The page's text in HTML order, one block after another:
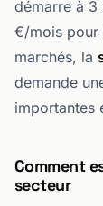
démarre à
€/mois pour
marchés, la
demande
importantes
Comment
secteur